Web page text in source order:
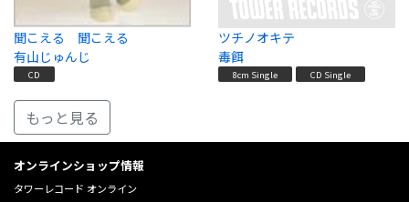
聞こえる 聞こえる
有山じゅんじ
CD
ツチノオキテ
毒餌
8cm Single CD Single
もっと見る
オンラインショップ情報
タワーレコード オンライン